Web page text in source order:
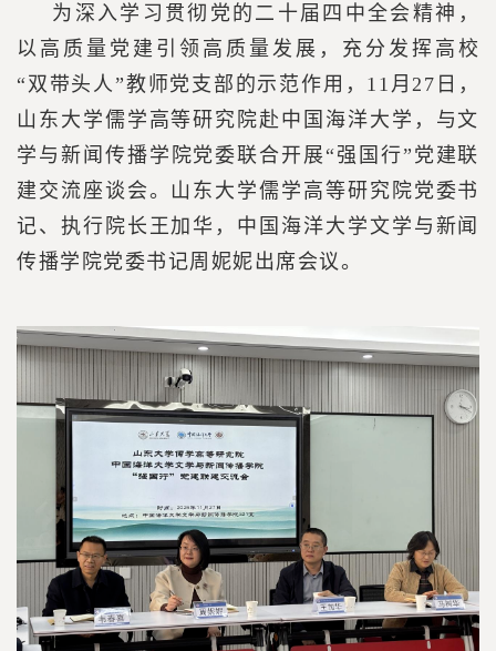
为深入学习贯彻党的二十届四中全会精神，
以高质量党建引领高质量发展，充分发挥高校
“双带头人”教师党支部的示范作用，11月27日，
山东大学儒学高等研究院赴中国海洋大学，与文
学与新闻传播学院党委联合开展“强国行”党建联
建交流座谈会。山东大学儒学高等研究院党委书
记、执行院长王加华，中国海洋大学文学与新闻
传播学院党委书记周妮妮出席会议。